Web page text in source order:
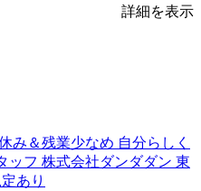
詳細を表示